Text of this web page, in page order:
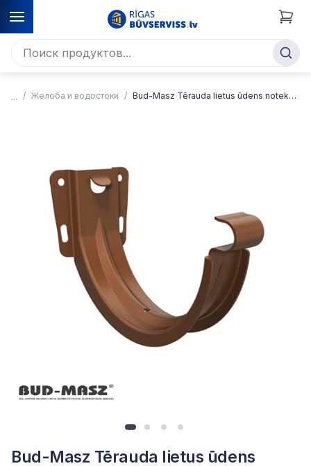
Желоба и водостоки Bud-Masz Tērauda lietus ūdens noteksistēma VT, apaļa, D125mm, RAL3005/ķiršu sarkana
Bud-Masz Tērauda lietus ūdens